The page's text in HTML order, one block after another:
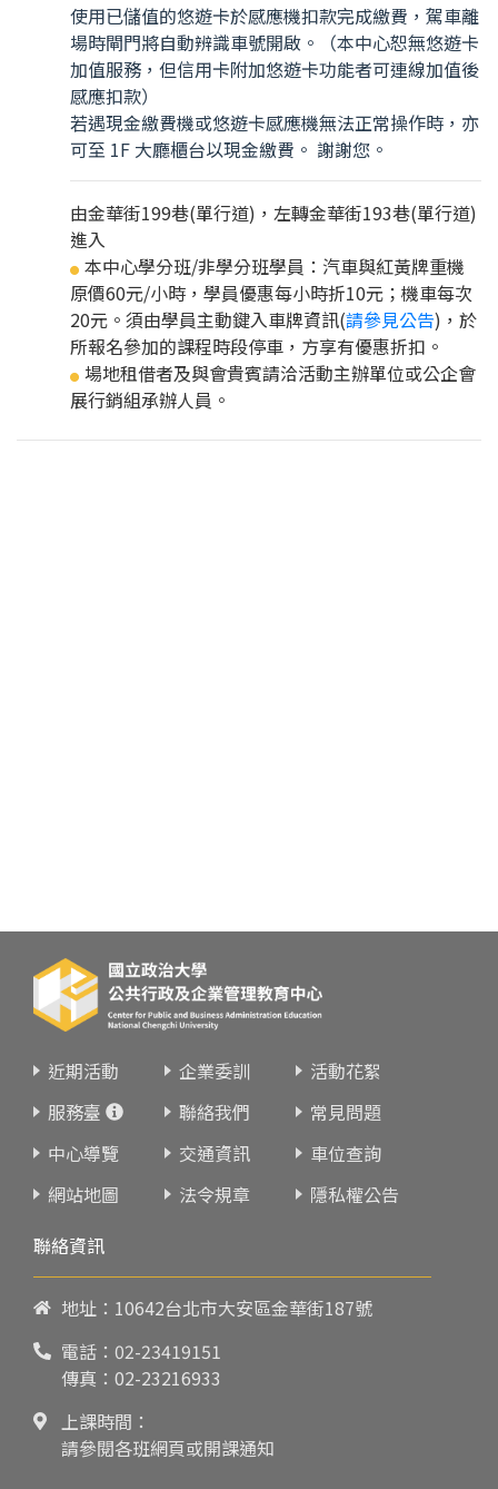
使用已儲值的悠遊卡於感應機扣款完成繳費，駕車離
場時閘門將自動辨識車號開啟。（本中心恕無悠遊卡
加值服務，但信用卡附加悠遊卡功能者可連線加值後
感應扣款）
若遇現金繳費機或悠遊卡感應機無法正常操作時，亦
可至 1F 大廳櫃台以現金繳費。 謝謝您。
由金華街199巷(單行道)，左轉金華街193巷(單行道)
進入
● 本中心學分班/非學分班學員：汽車與紅黃牌重機
原價60元/小時，學員優惠每小時折10元；機車每次
20元。須由學員主動鍵入車牌資訊(請參見公告)，於
所報名參加的課程時段停車，方享有優惠折扣。
● 場地租借者及與會貴賓請洽活動主辦單位或公企會
展行銷組承辦人員。
近期活動 企業委訓
活動花絮
服務臺
聯絡我們
常見問題
中心導覽
交通資訊
車位查詢
網站地圖
法令規章
隱私權公告
聯絡資訊
地址：10642台北市大安區金華街187號
電話： 02-23419151
傳真：02-23216933
上課時間：
請參閱各班網頁或開課通知